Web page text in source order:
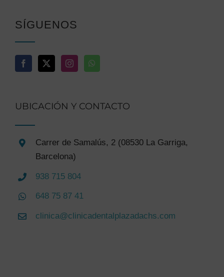
SÍGUENOS
UBICACIÓN Y CONTACTO
Carrer de Samalús, 2 (08530 La Garriga,
Barcelona)
938 715 804
648 75 87 41
clinica@clinicadentalplazadachs.com